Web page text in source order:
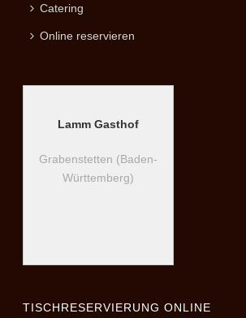
Catering
Online reservieren
Lamm Gasthof
Grabenstetten (Baden-
Württemberg)
TISCHRESERVIERUNG ONLINE